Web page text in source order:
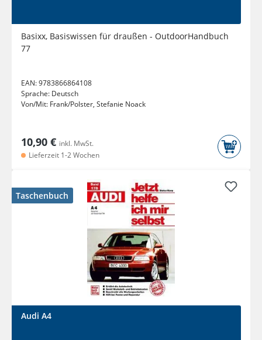
Basixx, Basiswissen für draußen - OutdoorHandbuch
77
EAN:9783866864108
Sprache: Deutsch
Von/Mit: Frank/Polster, Stefanie Noack
10,90 € inkl. MwSt.
Lieferzeit 1-2 Wochen
Taschenbuch
Audi A4